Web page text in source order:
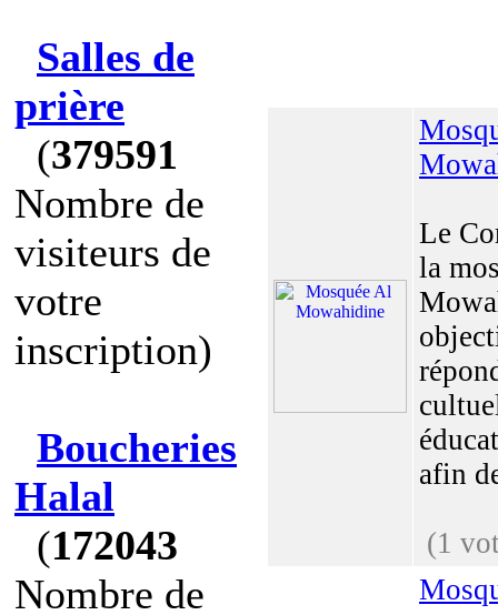
Salles de
prière
(379591
Nombre de
visiteurs de
votre
inscription)
Boucheries
Halal
(172043
Nombre de
Le
la
afin
(1